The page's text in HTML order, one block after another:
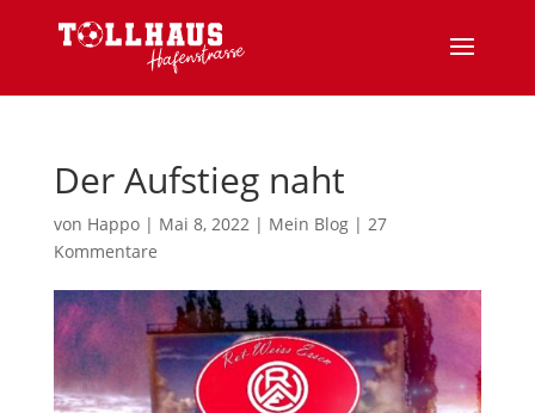
Der Aufstieg naht
von Happo| Mai 8, 2022| Mein Blog| 27
Kommentare